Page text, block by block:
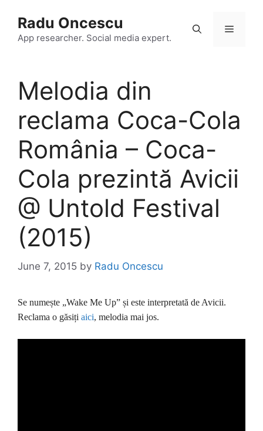
content
Radu Oncescu
App researcher. Social media expert.
Menu
Melodia din
reclama Coca-Cola
România – Coca-
Cola prezintă Avicii
@ Untold Festival
(2015)
June 7, 2015 by Radu Oncescu
Se numește „Wake Me Up” și este interpretată de Avicii.
Reclama o găsiți aici, melodia mai jos.